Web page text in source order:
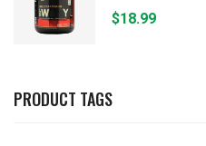
$18.99
PRODUCT TAGS